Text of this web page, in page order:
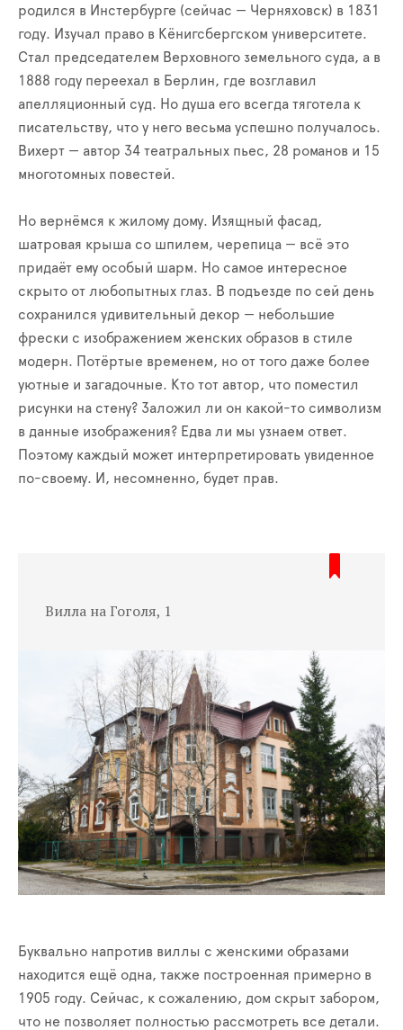
родился в Инстербурге (сейчас — Черняховск) в 1831
году. Изучал право в Кёнигсбергском университете.
Стал председателем Верховного земельного суда, а в
1888 году переехал в Берлин, где возглавил
апелляционный суд. Но душа его всегда тяготела к
писательству, что у него весьма успешно получалось.
Вихерт — автор 34 театральных пьес, 28 романов и 15
многотомных повестей.
Но вернёмся к жилому дому. Изящный фасад,
шатровая крыша со шпилем, черепица — всё это
придаёт ему особый шарм. Но самое интересное
скрыто от любопытных глаз. В подъезде по сей день
сохранился удивительный декор — небольшие
фрески с изображением женских образов в стиле
модерн. Потёртые временем, но от того даже более
уютные и загадочные. Кто тот автор, что поместил
рисунки на стену? Заложил ли он какой-то символизм
в данные изображения? Едва ли мы узнаем ответ.
Поэтому каждый может интерпретировать увиденное
по-своему. И, несомненно, будет прав.
Вилла на Гоголя, 1
Буквально напротив виллы с женскими образами
находится ещё одна, также построенная примерно в
1905 году. Сейчас, к сожалению, дом скрыт забором,
что не позволяет полностью рассмотреть все детали.